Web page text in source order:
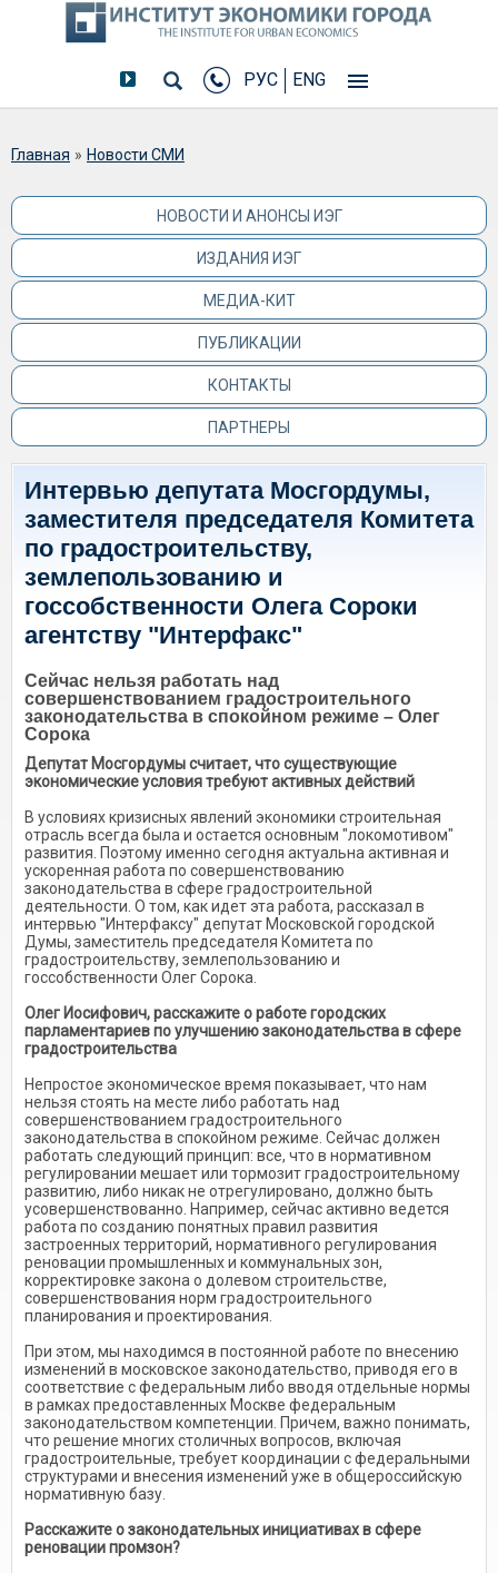
РУС ENG
Вы здесь
Главная » Новости СМИ
НОВОСТИ И АНОНСЫ ИЭГ
ИЗДАНИЯ ИЭГ
МЕДИА-КИТ
ПУБЛИКАЦИИ
КОНТАКТЫ
ПАРТНЕРЫ
Интервью депутата Мосгордумы,
заместителя председателя Комитета
по градостроительству,
землепользованию и
госсобственности Олега Сороки
агентству "Интерфакс"
Сейчас нельзя работать над
совершенствованием градостроительного
законодательства в спокойном режиме – Олег
Сорока
Депутат Мосгордумы считает, что существующие
экономические условия требуют активных действий
В условиях кризисных явлений экономики строительная
отрасль всегда была и остается основным "локомотивом"
развития. Поэтому именно сегодня актуальна активная и
ускоренная работа по совершенствованию
законодательства в сфере градостроительной
деятельности. О том, как идет эта работа, рассказал в
интервью "Интерфаксу" депутат Московской городской
Думы, заместитель председателя Комитета по
градостроительству, землепользованию и
госсобственности Олег Сорока.
Олег Иосифович, расскажите о работе городских
парламентариев по улучшению законодательства в сфере
градостроительства
Непростое экономическое время показывает, что нам
нельзя стоять на месте либо работать над
совершенствованием градостроительного
законодательства в спокойном режиме. Сейчас должен
работать следующий принцип: все, что в нормативном
регулировании мешает или тормозит градостроительному
развитию, либо никак не отрегулировано, должно быть
усовершенствованно. Например, сейчас активно ведется
работа по созданию понятных правил развития
застроенных территорий, нормативного регулирования
реновации промышленных и коммунальных зон,
корректировке закона о долевом строительстве,
совершенствования норм градостроительного
планирования и проектирования.
При этом, мы находимся в постоянной работе по внесению
изменений в московское законодательство, приводя его в
соответствие с федеральным либо вводя отдельные нормы
в рамках предоставленных Москве федеральным
законодательством компетенции. Причем, важно понимать,
что решение многих столичных вопросов, включая
градостроительные, требует координации с федеральными
структурами и внесения изменений уже в общероссийскую
нормативную базу.
Расскажите о законодательных инициативах в сфере
реновации промзон?